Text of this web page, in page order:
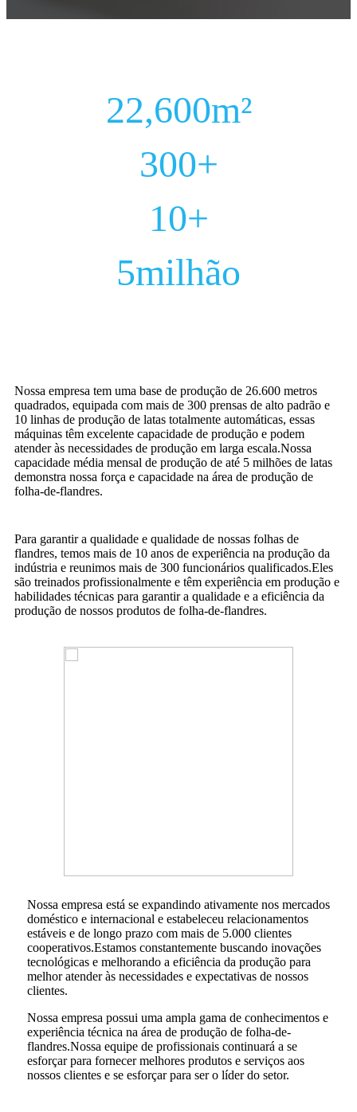
22,600m²
300+
10+
5milhão
Nossa empresa tem uma base de produção de 26.600 metros
quadrados, equipada com mais de 300 prensas de alto padrão e
10 linhas de produção de latas totalmente automáticas, essas
máquinas têm excelente capacidade de produção e podem
atender às necessidades de produção em larga escala.Nossa
capacidade média mensal de produção de até 5 milhões de latas
demonstra nossa força e capacidade na área de produção de
folha-de-flandres.
Para garantir a qualidade e qualidade de nossas folhas de
flandres, temos mais de 10 anos de experiência na produção da
indústria e reunimos mais de 300 funcionários qualificados.Eles
são treinados profissionalmente e têm experiência em produção e
habilidades técnicas para garantir a qualidade e a eficiência da
produção de nossos produtos de folha-de-flandres.
Nossa empresa está se expandindo ativamente nos mercados
doméstico e internacional e estabeleceu relacionamentos
estáveis ​​e de longo prazo com mais de 5.000 clientes
cooperativos.Estamos constantemente buscando inovações
tecnológicas e melhorando a eficiência da produção para
melhor atender às necessidades e expectativas de nossos
clientes.
Nossa empresa possui uma ampla gama de conhecimentos e
experiência técnica na área de produção de folha-de-
flandres.Nossa equipe de profissionais continuará a se
esforçar para fornecer melhores produtos e serviços aos
nossos clientes e se esforçar para ser o líder do setor.